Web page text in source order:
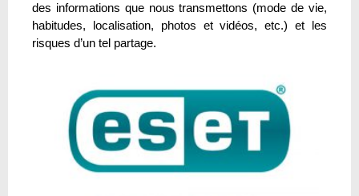
des informations que nous transmettons (mode de vie,
habitudes, localisation, photos et vidéos, etc.) et les
risques d’un tel partage.